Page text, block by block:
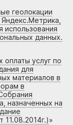
геолокации
использования
данных.
оплаты услуг по
для
материалов в
в
назначенных на
»